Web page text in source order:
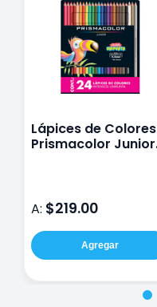
Lápices de Colores
Prismacolor Junior
A: $219.00
Agregar